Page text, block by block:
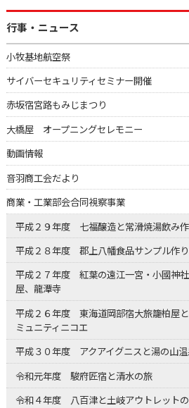
行事・ニュース
小牧基地航空祭
サイバーセキュリティセミナー開催
赤坂宿宮路もみじまつり
大橋屋 オープニングセレモニー
動画情報
音羽商工会だより
商業・工業部会合同視察事業
平成２９年度 七福醸造と常滑焼湯飲み
平成２８年度 郡上八幡食品サンプル作
平成２７年度 紅葉の遠江一宮・小國神
屋、龍潭寺
平成２６年度 東海道岡部宿大旅籠柏屋
ミュニティニコエ
平成３０年度 アクアイグニスと湯の山
令和元年度 駿府匠宿と清水の旅
令和４年度 八百津と土岐アウトレット